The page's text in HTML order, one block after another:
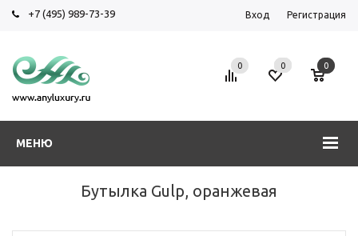
+7 (495) 989-73-39 Вход Регистрация
МЕНЮ
0 0 0
Бутылка Gulp, оранжевая